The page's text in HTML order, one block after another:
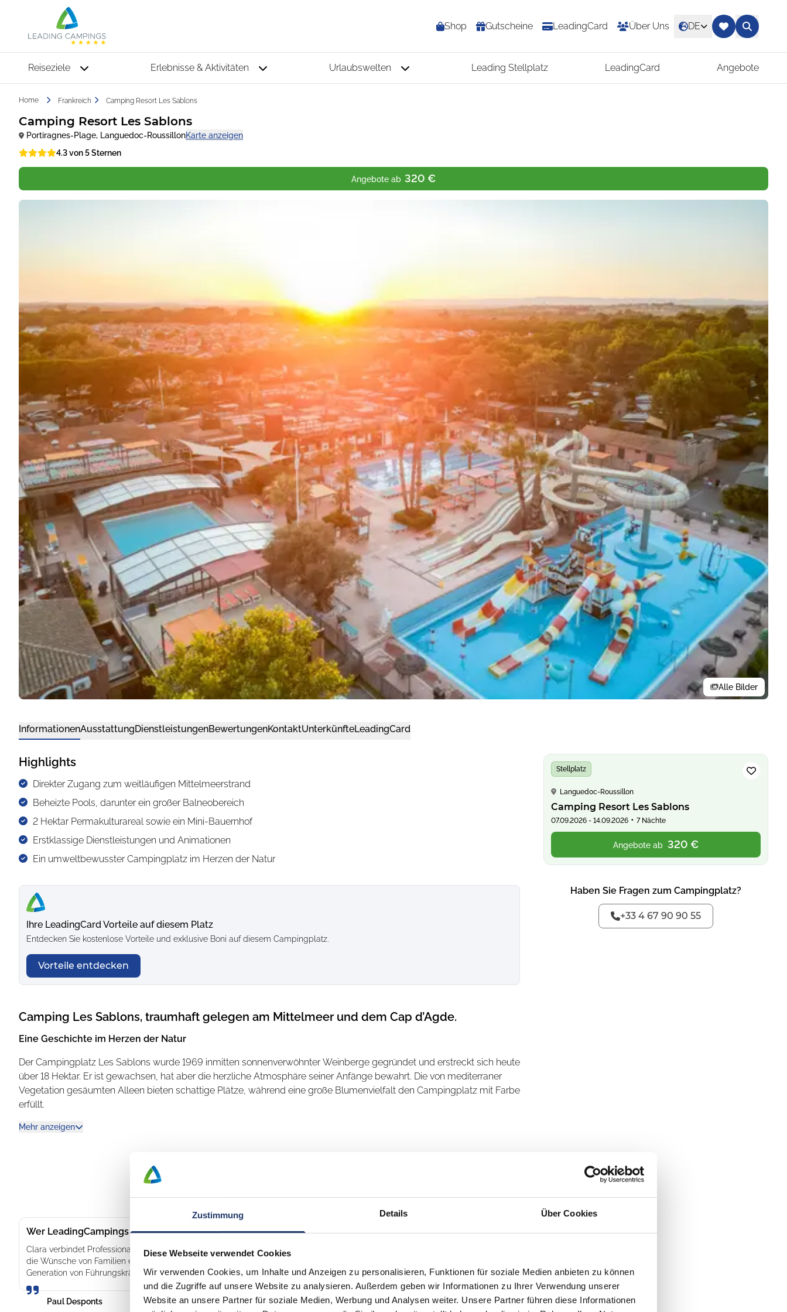
Zustimmung Details Über Cookies
Diese Webseite verwendet Cookies
Wir verwenden Cookies, um Inhalte und Anzeigen zu personalisieren, Funktionen für soziale Medien anbieten zu können
und die Zugriffe auf unsere Website zu analysieren. Außerdem geben wir Informationen zu Ihrer Verwendung unserer
Website an unsere Partner für soziale Medien, Werbung und Analysen weiter. Unsere Partner führen diese Informationen
Shop Gutscheine LeadingCard Über Uns DE
Reiseziele Erlebnisse & Aktivitäten Urlaubswelten Leading Stellplatz LeadingCard Angebote
Home Frankreich Camping Resort Les Sablons
Camping Resort Les Sablons
Portiragnes-Plage, Languedoc-RoussillonKarte anzeigen
4.3 von 5 Sternen
Angebote ab 320 €
Alle Bilder
InformationenAusstattungDienstleistungenBewertungenKontaktUnterkünfteLeadingCard
Highlights
Direkter Zugang zum weitläufigen Mittelmeerstrand
Beheizte Pools, darunter ein großer Balneobereich
2 Hektar Permakulturareal sowie ein Mini-Bauernhof
Erstklassige Dienstleistungen und Animationen
Ein umweltbewusster Campingplatz im Herzen der Natur
Stellplatz
Languedoc-Roussillon
Camping Resort Les Sablons
07.09.2026 - 14.09.2026 • 7 Nächte
Angebote ab 320 €
Haben Sie Fragen zum Campingplatz?
+33 4 67 90 90 55
Ihre LeadingCard Vorteile auf diesem Platz
Entdecken Sie kostenlose Vorteile und exklusive Boni auf diesem Campingplatz.
Vorteile entdecken
Camping Les Sablons, traumhaft gelegen am Mittelmeer und dem Cap d’Agde.
Eine Geschichte im Herzen der Natur
Der Campingplatz Les Sablons wurde 1969 inmitten sonnenverwöhnter Weinberge gegründet und erstreckt sich heute
über 18 Hektar. Er ist gewachsen, hat aber die herzliche Atmosphäre seiner Anfänge bewahrt. Die von mediterraner
Vegetation gesäumten Alleen bieten schattige Plätze, während eine große Blumenvielfalt den Campingplatz mit Farbe
erfüllt.
Mit direktem Zugang zum Strand werden die Spaziergänge und die Zeit mit der Familie am Strand vom Rauschen der
Sinneserlebnis und Zeit in der Natur
und Kräuter entdecken, während der Mini-Bauernhof die Kinder dazu einlädt, die rund 30 Tiere kennenzulernen.
Die Kombination aus nachhaltigem handeln und einer natürlichen Umgebung schafft ein tolles Erlebnis für Urlauber,
die Entspannung und die Verbindung mit der Natur suchen.
So wird jeder Moment auf dem Les Sablons zu einem Urlaubserlebnis, das Entspannung, Neugier und
Familienzusammenhalt vereint.
Mehr anzeigen
Wer LeadingCampings so besonders macht: Clara – neue Ideen für besondere Urlaubserlebnisse
Clara verbindet Professionalität, Kreativität und Begeisterung für unsere Gäste. Mit innovativen Angeboten und ihrem Gespür für
die Wünsche von Familien entwickelt sie unseren Wasser- und Wellnessbereich kontinuierlich weiter. Sie steht für eine neue
Generation von Führungskräften, die mit Leidenschaft und frischen Ideen begeistert.
Paul Desponts